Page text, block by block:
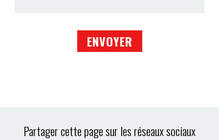
Partager cette page sur les réseaux sociaux